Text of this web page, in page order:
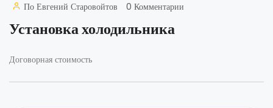
По Евгений Старовойтов 0 Комментарии
Установка холодильника
Договорная стоимость